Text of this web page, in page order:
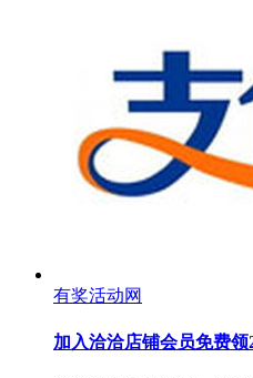
有奖活动网
加入洽洽店铺会员免费领